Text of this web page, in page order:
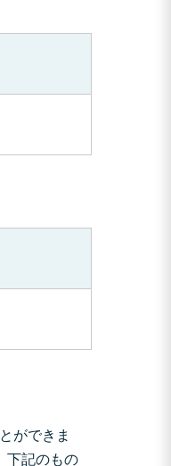
ができま
下記のもの